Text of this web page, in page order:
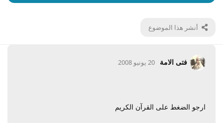
أنشر هذا الموضوع
فتى الامة 20 يونيو 2008
ارجو الضغط على القرآن الكريم